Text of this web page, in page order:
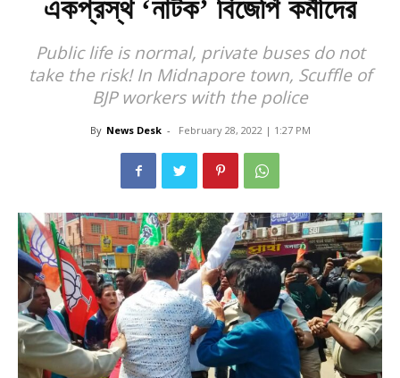
একপ্রস্থ ‘নাটক’ বিজেপি কর্মীদের
Public life is normal, private buses do not
take the risk! In Midnapore town, Scuffle of
BJP workers with the police
By News Desk - February 28, 2022 | 1:27 PM